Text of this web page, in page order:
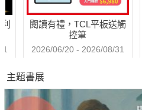
閱讀有禮，TCL平板送觸
控筆
2026/06/20 - 2026/08/31
主題書展